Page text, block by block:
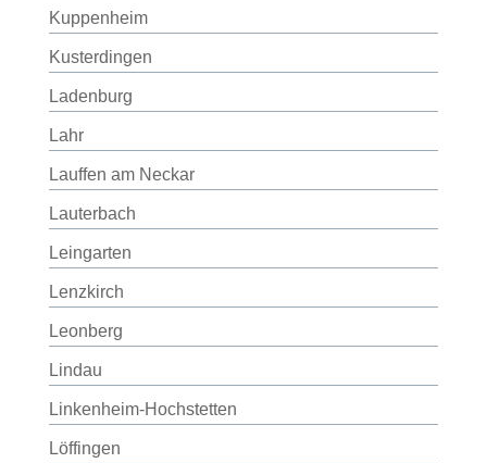
Kuppenheim
Kusterdingen
Ladenburg
Lahr
Lauffen am Neckar
Lauterbach
Leingarten
Lenzkirch
Leonberg
Lindau
Linkenheim-Hochstetten
Löffingen